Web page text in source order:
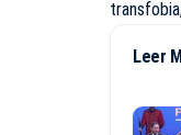
Leer